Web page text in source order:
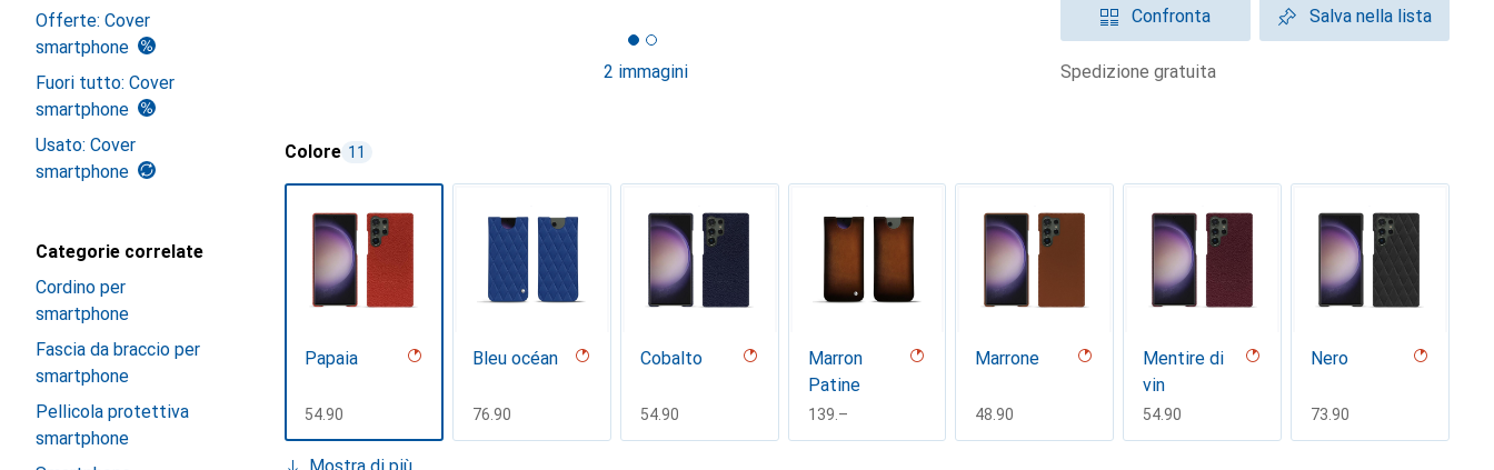
Offerte: Cover
smartphone
Fuori tutto: Cover
smartphone
Usato: Cover
smartphone
Categorie correlate
Cordino per
smartphone
Fascia da braccio per
smartphone
Pellicola protettiva
smartphone
2 immagini
Confronta Salva nella lista
spedizione gratuita
Colore 11
Papaia
CHF
54.90
Bleu océan
CHF
76.90
Cobalto
CHF
54.90
Marron
Patine
CHF
139.–
Marrone
CHF
48.90
Mentire di
vin
CHF
54.90
Nero
CHF
73.90